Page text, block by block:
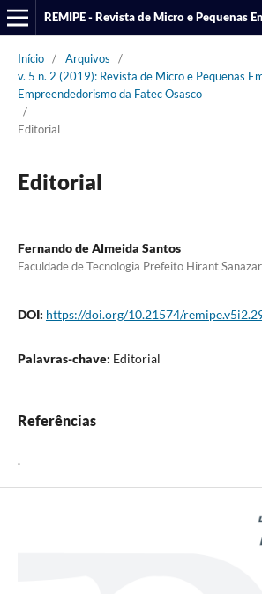
Início / Arquivos
/
v. 5 n. 2 (2019): Revista de Micro e Pequenas
Empreendedorismo da Fatec Osasco
/
Editorial
Editorial
Fernando de Almeida Santos
Faculdade de Tecnologia Prefeito Hirant
DOI: https://doi.org/10.21574/
Palavras-chave: Editorial
Referências
.